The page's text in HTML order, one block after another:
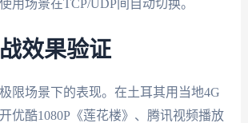
用场景在TCP/UDP间自动切换。
效果验证
限场景下的表现。在土耳其用当地4G
优酷1080P《莲花楼》、腾讯视频播放